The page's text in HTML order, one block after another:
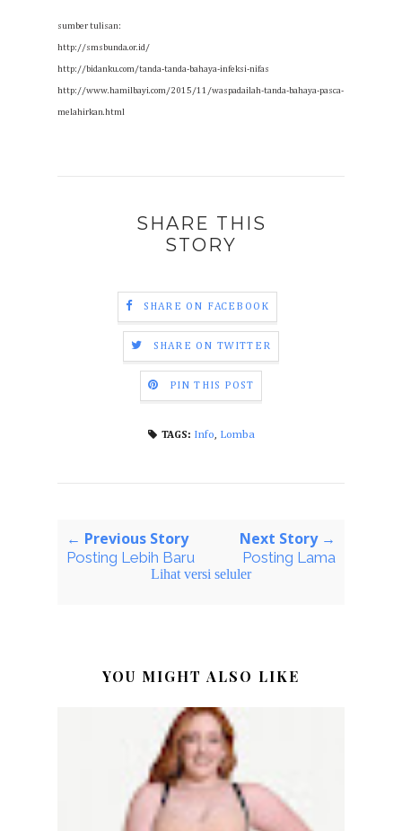
sumber tulisan:
http://smsbunda.or.id/
http://bidanku.com/tanda-tanda-bahaya-infeksi-nifas
http://www.hamilbayi.com/2015/11/waspadailah-tanda-bahaya-pasca-
melahirkan.html
SHARE THIS
STORY
SHARE ON FACEBOOK
SHARE ON TWITTER
PIN THIS POST
TAGS: Info, Lomba
← Previous Story
Posting Lebih Baru
Next Story →
Posting Lama
Lihat versi seluler
YOU MIGHT ALSO LIKE